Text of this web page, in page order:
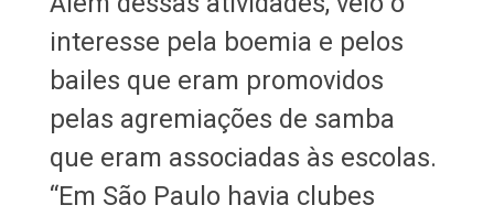
interesse pela boemia e pelos
bailes que eram promovidos
pelas agremiações de samba
que eram associadas às escolas.
“Em São Paulo havia clubes